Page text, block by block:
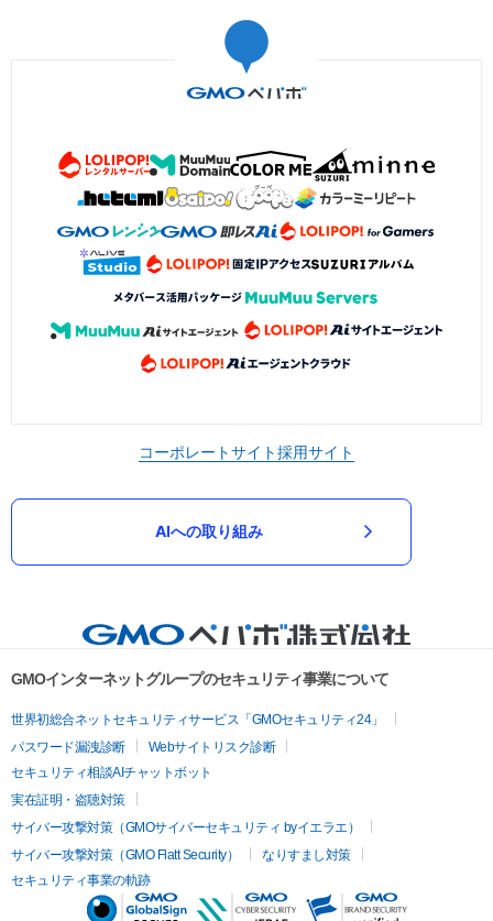
コーポレートサイト採用サイト
AIへの取り組み
GMOインターネットグループのセキュリティ事業について
世界初総合ネットセキュリティサービス「GMOセキュリティ24」
パスワード漏洩診断
Webサイトリスク診断
セキュリティ相談AIチャットボット
実在証明・盗聴対策
サイバー攻撃対策（GMOサイバーセキュリティ byイエラエ）
サイバー攻撃対策（GMO Flatt Security）
なりすまし対策
セキュリティ事業の軌跡